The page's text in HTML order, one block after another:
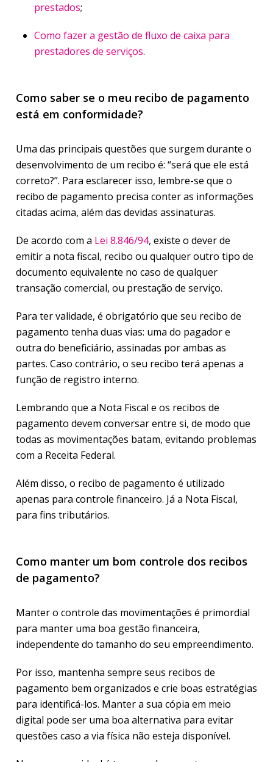
prestados;
Como fazer a gestão de fluxo de caixa para
prestadores de serviços.
Como saber se o meu recibo de pagamento
está em conformidade?
Uma das principais questões que surgem durante o
desenvolvimento de um recibo é: “será que ele está
correto?”. Para esclarecer isso, lembre-se que o
recibo de pagamento precisa conter as informações
citadas acima, além das devidas assinaturas.
De acordo com a Lei 8.846/94, existe o dever de
emitir a nota fiscal, recibo ou qualquer outro tipo de
documento equivalente no caso de qualquer
transação comercial, ou prestação de serviço.
Para ter validade, é obrigatório que seu recibo de
pagamento tenha duas vias: uma do pagador e
outra do beneficiário, assinadas por ambas as
partes. Caso contrário, o seu recibo terá apenas a
função de registro interno.
Lembrando que a Nota Fiscal e os recibos de
pagamento devem conversar entre si, de modo que
todas as movimentações batam, evitando problemas
com a Receita Federal.
Além disso, o recibo de pagamento é utilizado
apenas para controle financeiro. Já a Nota Fiscal,
para fins tributários.
Como manter um bom controle dos recibos
de pagamento?
Manter o controle das movimentações é primordial
para manter uma boa gestão financeira,
independente do tamanho do seu empreendimento.
Por isso, mantenha sempre seus recibos de
pagamento bem organizados e crie boas estratégias
para identificá-los. Manter a sua cópia em meio
digital pode ser uma boa alternativa para evitar
questões caso a via física não esteja disponível.